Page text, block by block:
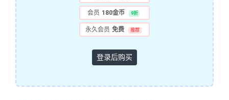
会员 180金币 9折
永久会员 免费 推荐
登录后购买